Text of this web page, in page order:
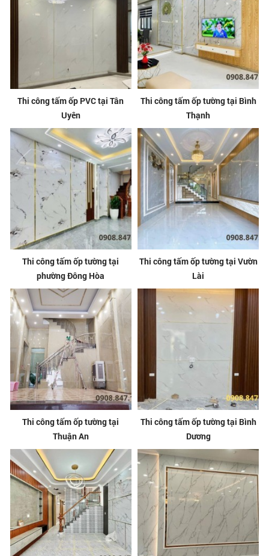
Thi công tấm ốp PVC tại Tân
Uyên
Thi công tấm ốp tường tại Bình
Thạnh
Thi công tấm ốp tường tại
phường Đông Hòa
Thi công tấm ốp tường tại Vườn
Lài
Thi công tấm ốp tường tại
Thuận An
Thi công tấm ốp tường tại Bình
Dương